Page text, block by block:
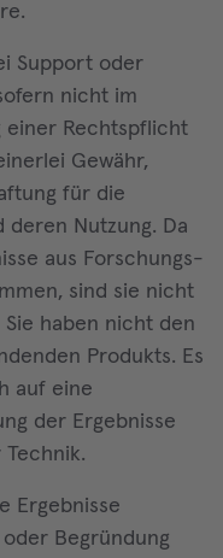
Support oder
nicht im
einer Rechtspflicht
Gewähr,
für die
Nutzung. Da
aus Forschungs-
sind sie nicht
haben nicht den
Produkts. Es
auf eine
der Ergebnisse
Ergebnisse
Begründung